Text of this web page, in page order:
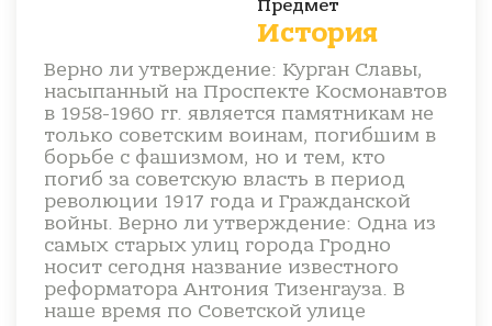
Предмет
История
Верно ли утверждение: Курган Славы,
насыпанный на Проспекте Космонавтов
в 1958-1960 гг. является памятникам не
только советским воинам, погибшим в
борьбе с фашизмом, но и тем, кто
погиб за советскую власть в период
революции 1917 года и Гражданской
войны. Верно ли утверждение: Одна из
самых старых улиц города Гродно
носит сегодня название известного
реформатора Антония Тизенгауза. В
наше время по Советской улице